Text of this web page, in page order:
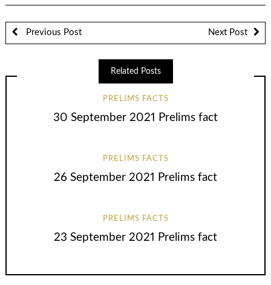
Previous Post Next Post
Related Posts
PRELIMS FACTS
30 September 2021 Prelims fact
PRELIMS FACTS
26 September 2021 Prelims fact
PRELIMS FACTS
23 September 2021 Prelims fact